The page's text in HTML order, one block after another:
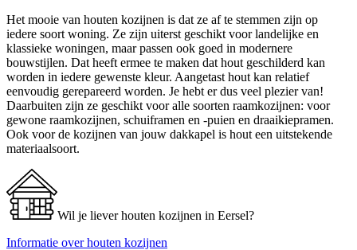
Het mooie van houten kozijnen is dat ze af te stemmen zijn op
iedere soort woning. Ze zijn uiterst geschikt voor landelijke en
klassieke woningen, maar passen ook goed in modernere
bouwstijlen. Dat heeft ermee te maken dat hout geschilderd kan
worden in iedere gewenste kleur. Aangetast hout kan relatief
eenvoudig gerepareerd worden. Je hebt er dus veel plezier van!
Daarbuiten zijn ze geschikt voor alle soorten raamkozijnen: voor
gewone raamkozijnen, schuiframen en -puien en draaikiepramen.
Ook voor de kozijnen van jouw dakkapel is hout een uitstekende
materiaalsoort.
Wil je liever houten kozijnen in Eersel?
Informatie over houten kozijnen